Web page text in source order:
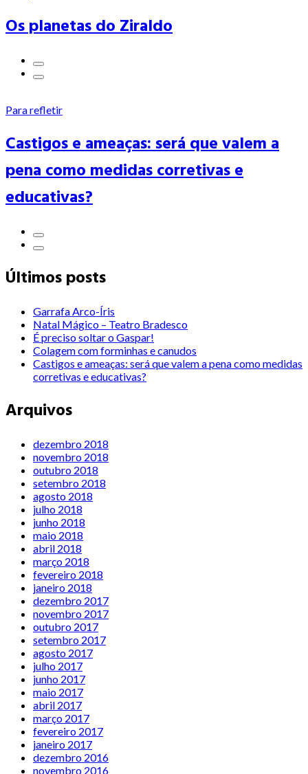
Os planetas do Ziraldo
Para refletir
Castigos e ameaças: será que valem a
pena como medidas corretivas e
educativas?
Últimos posts
Garrafa Arco-Íris
Natal Mágico – Teatro Bradesco
É preciso soltar o Gaspar!
Colagem com forminhas e canudos
Castigos e ameaças: será que valem a pena como medidas
corretivas e educativas?
Arquivos
dezembro 2018
novembro 2018
outubro 2018
setembro 2018
agosto 2018
julho 2018
junho 2018
maio 2018
abril 2018
março 2018
fevereiro 2018
janeiro 2018
dezembro 2017
novembro 2017
outubro 2017
setembro 2017
agosto 2017
julho 2017
junho 2017
maio 2017
abril 2017
março 2017
fevereiro 2017
janeiro 2017
dezembro 2016
novembro 2016